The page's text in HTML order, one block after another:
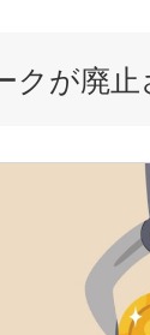
クが廃